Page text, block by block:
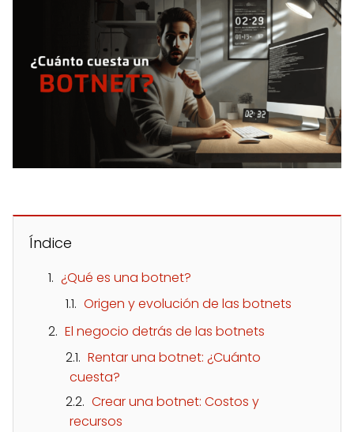
Índice
¿Qué es una botnet?
Origen y evolución de las botnets
El negocio detrás de las botnets
Rentar una botnet: ¿Cuánto
cuesta?
Crear una botnet: Costos y
recursos